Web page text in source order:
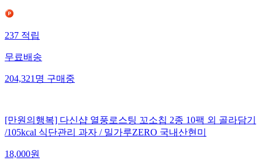
237 적립
무료배송
204,321 명 구매중
[만원의행복] 다신샵 열풍로스팅 꼬소칩 2종 10팩 외 골라담기
/105kcal 식단관리 과자 / 밀가루ZERO 국내산현미
18,000원